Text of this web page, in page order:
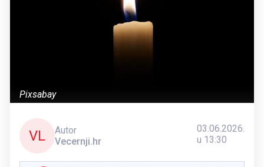
Pixsabay
VL
Autor
Vecernji.hr
03.06.2026.
u 13:30